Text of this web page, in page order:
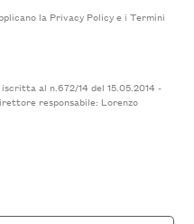
la Privacy Policye i Termini
al n.672/14 del 15.05.2014 -
responsabile: Lorenzo